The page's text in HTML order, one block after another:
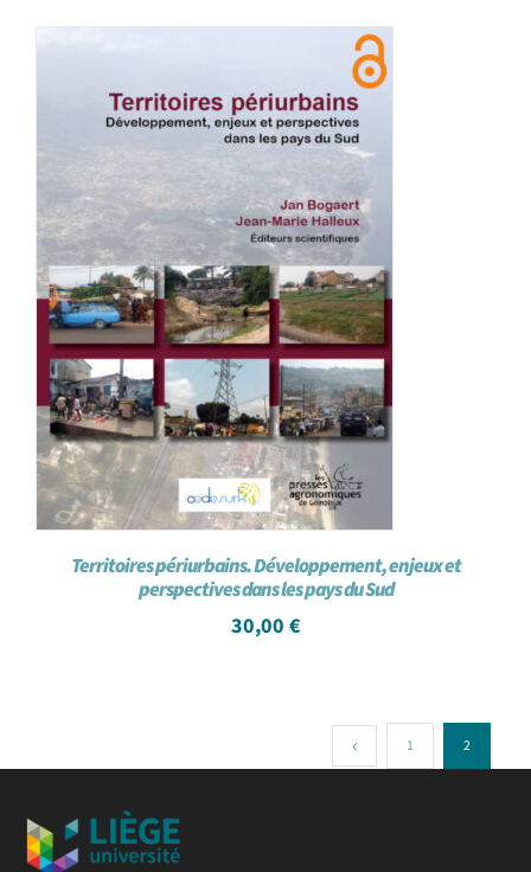
Territoires périurbains. Développement, enjeux et
perspectives dans les pays du Sud
30,00 €
1 2